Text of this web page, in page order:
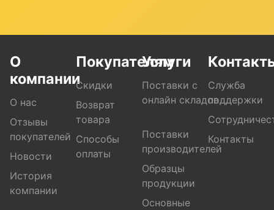
О
компании
О нас
Отзывы
покупателей
Новости
История
компании
Покупателям
Скидки
Возврат
товара
Способы
оплаты
Услуги
Поставки с
онлайн складов
Поставки
производителей
Образцы
продукции
Основные
Служба
поддержки
Контакты